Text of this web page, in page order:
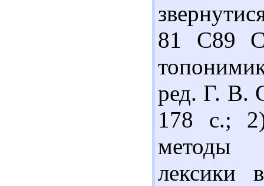
81 С89
ред. Г. В.
178 с.;
методы
лексики